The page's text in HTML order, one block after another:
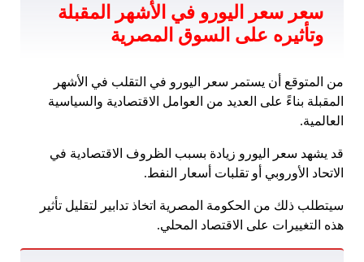
سعر سعر اليورو في الأشهر المقبلة
وتأثيره على السوق المصرية
من المتوقع أن يستمر سعر اليورو في التقلب في الأشهر
المقبلة بناءً على العديد من العوامل الاقتصادية والسياسية
العالمية.
قد يشهد سعر اليورو زيادة بسبب الظروف الاقتصادية في
الاتحاد الأوروبي أو تقلبات أسعار النفط.
سيتطلب ذلك من الحكومة المصرية اتخاذ تدابير لتقليل تأثير
هذه التغييرات على الاقتصاد المحلي.